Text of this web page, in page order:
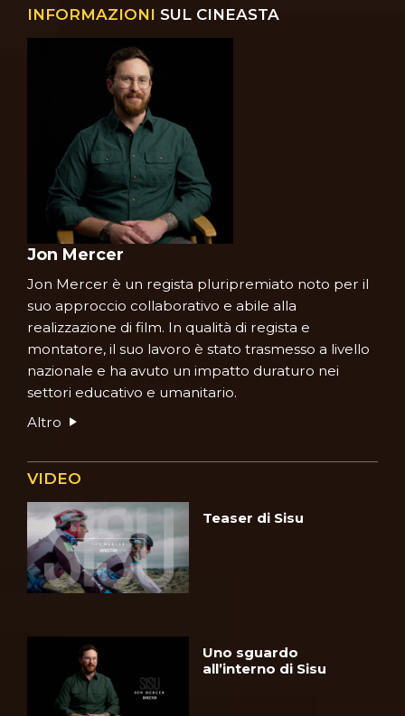
INFORMAZIONI SUL CINEASTA
Jon Mercer
Jon Mercer è un regista pluripremiato noto per il
suo approccio collaborativo e abile alla
realizzazione di film. In qualità di regista e
montatore, il suo lavoro è stato trasmesso a livello
nazionale e ha avuto un impatto duraturo nei
settori educativo e umanitario.
Altro
VIDEO
Teaser di Sisu
Uno sguardo
all’interno di Sisu